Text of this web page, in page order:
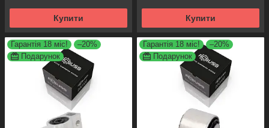
Купити Купити
Гарантія 18 міс!
–20%
Подарунок
Гарантія 18 міс!
–20%
Подарунок